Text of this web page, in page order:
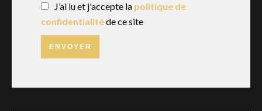
J’ai lu et j'accepte la politique de
confidentialitéde ce site
ENVOYER